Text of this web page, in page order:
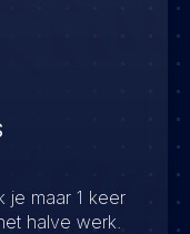
je maar 1 keer
halve werk.